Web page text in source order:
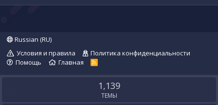
Russian (RU)
Условия и правила
Политика конфиденциальности
Помощь
Главная
R
S
1,139
ТЕМЫ